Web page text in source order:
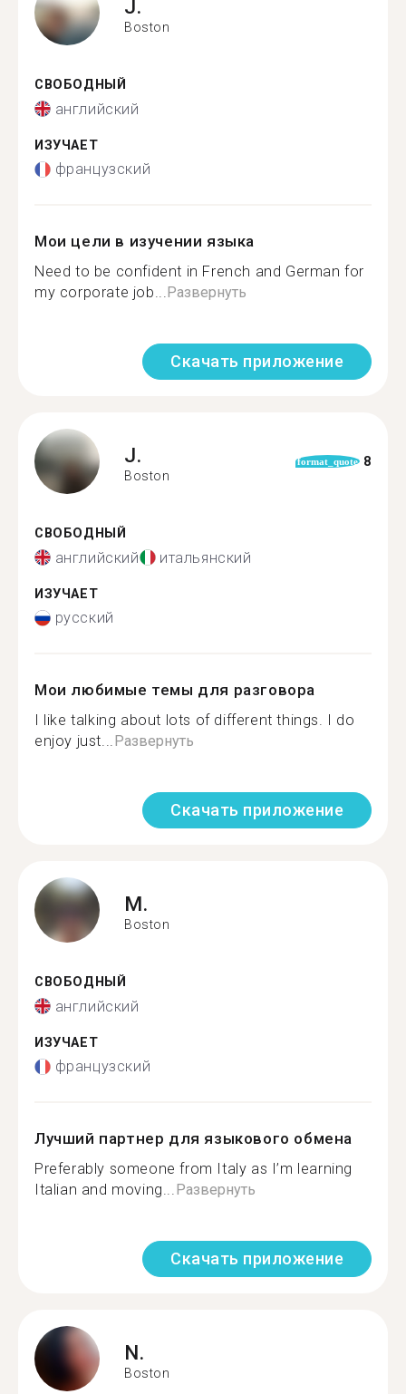
J.
Boston
СВОБОДНЫЙ
английский
ИЗУЧАЕТ
французский
Мои цели в изучении языка
Need to be confident in French and German for
my corporate job...Развернуть
Скачать приложение
J.
Boston
format_quote 8
СВОБОДНЫЙ
английский итальянский
ИЗУЧАЕТ
русский
Мои любимые темы для разговора
I like talking about lots of different things. I do
enjoy just...Развернуть
Скачать приложение
M.
Boston
СВОБОДНЫЙ
английский
ИЗУЧАЕТ
французский
Лучший партнер для языкового обмена
Preferably someone from Italy as I’m learning
Italian and moving...Развернуть
Скачать приложение
N.
Boston